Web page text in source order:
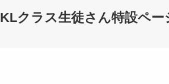
KLクラス生徒さん特設ペー